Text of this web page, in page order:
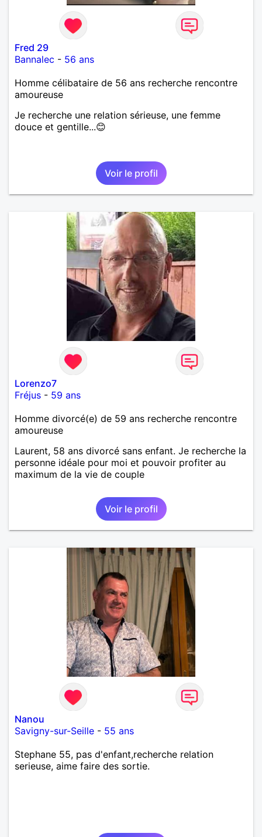
Fred 29
Bannalec - 56 ans
Homme célibataire de 56 ans recherche rencontre
amoureuse
Je recherche une relation sérieuse, une femme
douce et gentille...😊
Voir le profil
Lorenzo7
Fréjus - 59 ans
Homme divorcé(e) de 59 ans recherche rencontre
amoureuse
Laurent, 58 ans divorcé sans enfant. Je recherche la
personne idéale pour moi et pouvoir profiter au
maximum de la vie de couple
Voir le profil
Nanou
Savigny-sur-Seille - 55 ans
Stephane 55, pas d'enfant,recherche relation
serieuse, aime faire des sortie.